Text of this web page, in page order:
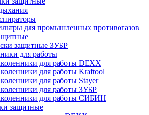
для промышленных противогазов
защитные ЗУБР
для работы
для работы DEXX
для работы Kraftool
для работы Stayer
для работы ЗУБР
для работы СИБИН
защитные